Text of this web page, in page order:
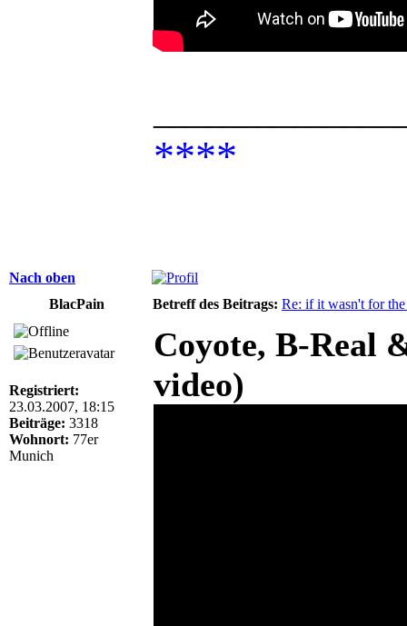
****
Nach oben
BlacPain
Betreff des Beitrags: Re: if it wasn't for
Registriert:
23.03.2007, 18:15
Beiträge: 3318
Wohnort: 77er
Munich
Coyote, B-Real
video)